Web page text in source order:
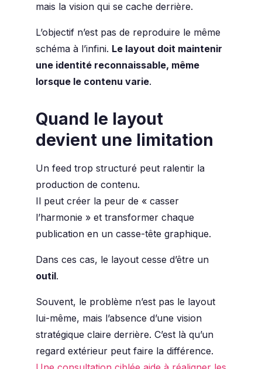
mais la vision qui se cache derrière.
L’objectif n’est pas de reproduire le même
schéma à l’infini. Le layout doit maintenir
une identité reconnaissable, même
lorsque le contenu varie.
Quand le layout
devient une limitation
Un feed trop structuré peut ralentir la
production de contenu.
Il peut créer la peur de « casser
l’harmonie » et transformer chaque
publication en un casse-tête graphique.
Dans ces cas, le layout cesse d’être un
outil.
Souvent, le problème n’est pas le layout
lui-même, mais l’absence d’une vision
stratégique claire derrière. C’est là qu’un
regard extérieur peut faire la différence.